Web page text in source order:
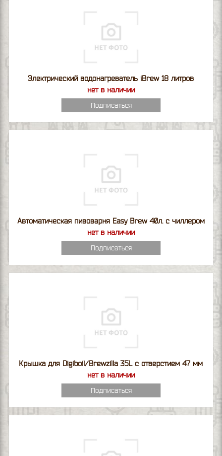
Электрический водонагреватель iBrew 18 литров
нет в наличии
Подписаться
Автоматическая пивоварня Easy Brew 40л. с чиллером
нет в наличии
Подписаться
Крышка для Digiboil/Brewzilla 35L с отверстием 47 мм
нет в наличии
Подписаться